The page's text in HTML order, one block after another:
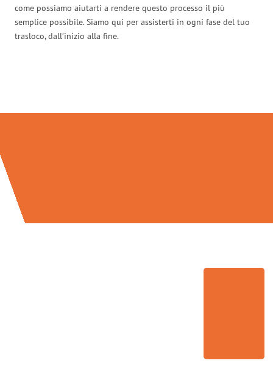
come possiamo aiutarti a rendere questo processo il più
semplice possibile. Siamo qui per assisterti in ogni fase del tuo
trasloco, dall’inizio alla fine.